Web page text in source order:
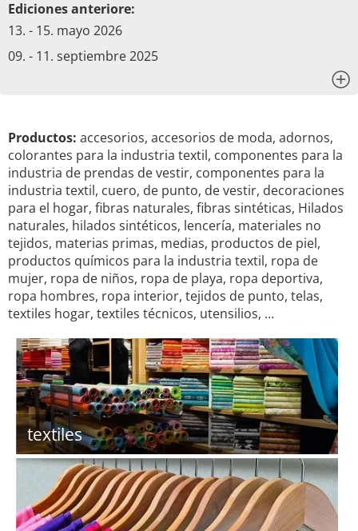
Ediciones anteriore:
13. - 15. mayo 2026
09. - 11. septiembre 2025
Productos: accesorios, accesorios de moda, adornos,
colorantes para la industria textil, componentes para la
industria de prendas de vestir, componentes para la
industria textil, cuero, de punto, de vestir, decoraciones
para el hogar, fibras naturales, fibras sintéticas, Hilados
naturales, hilados sintéticos, lencería, materiales no
tejidos, materias primas, medias, productos de piel,
productos químicos para la industria textil, ropa de
mujer, ropa de niños, ropa de playa, ropa deportiva,
ropa hombres, ropa interior, tejidos de punto, telas,
textiles hogar, textiles técnicos, utensilios, …
textiles